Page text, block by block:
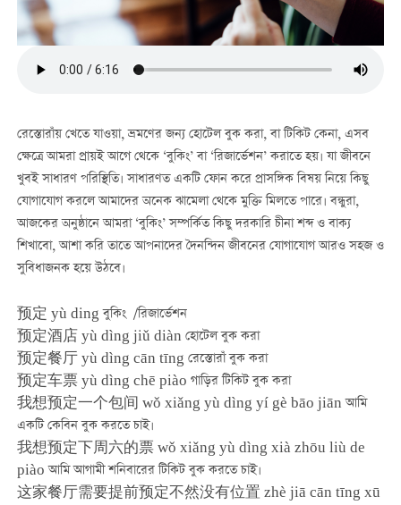
রেস্তোরাঁয় খেতে যাওয়া, ভ্রমণের জন্য হোটেল বুক করা, বা টিকিট কেনা, এসব
ক্ষেত্রে আমরা প্রায়ই আগে থেকে ‘বুকিং’ বা ‘রিজার্ভেশন’ করাতে হয়। যা জীবনে
খুবই সাধারণ পরিস্থিতি। সাধারণত একটি ফোন করে প্রাসঙ্গিক বিষয় নিয়ে কিছু
যোগাযোগ করলে আমাদের অনেক ঝামেলা থেকে মুক্তি মিলতে পারে। বন্ধুরা,
আজকের অনুষ্ঠানে আমরা ‘বুকিং’ সম্পর্কিত কিছু দরকারি চীনা শব্দ ও বাক্য
শিখাবো, আশা করি তাতে আপনাদের দৈনন্দিন জীবনের যোগাযোগ আরও সহজ ও
সুবিধাজনক হয়ে উঠবে।
预定 yù ding বুকিং /রিজার্ভেশন
预定酒店 yù dìng jiǔ diàn হোটেল বুক করা
预定餐厅 yù dìng cān tīng রেস্তোরাঁ বুক করা
预定车票 yù dìng chē piào গাড়ির টিকিট বুক করা
我想预定一个包间 wǒ xiǎng yù dìng yí gè bāo jiān আমি
একটি কেবিন বুক করতে চাই।
我想预定下周六的票 wǒ xiǎng yù dìng xià zhōu liù de
piào আমি আগামী শনিবারের টিকিট বুক করতে চাই।
这家餐厅需要提前预定不然没有位置 zhè jiā cān tīng xū